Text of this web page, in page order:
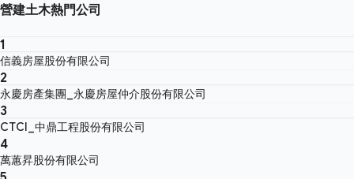
營建土木熱門公司
1
信義房屋股份有限公司
2
永慶房產集團_永慶房屋仲介股份有限公司
3
CTCI_中鼎工程股份有限公司
4
萬蕙昇股份有限公司